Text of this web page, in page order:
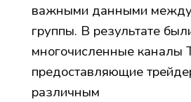
важными данными
группы. В результате
многочисленные каналы
предоставляющие
различным